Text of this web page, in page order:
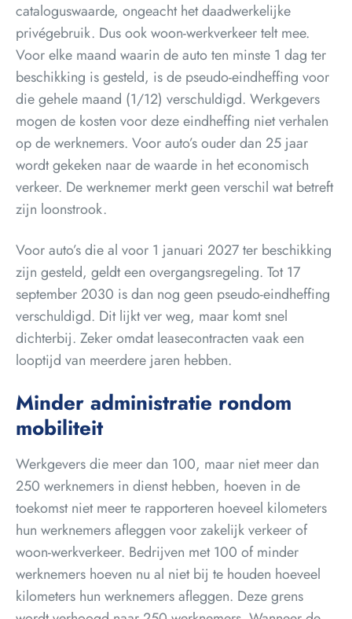
cataloguswaarde, ongeacht het daadwerkelijke
privégebruik. Dus ook woon-werkverkeer telt mee.
Voor elke maand waarin de auto ten minste 1 dag ter
beschikking is gesteld, is de pseudo-eindheffing voor
die gehele maand (1/12) verschuldigd. Werkgevers
mogen de kosten voor deze eindheffing niet verhalen
op de werknemers. Voor auto’s ouder dan 25 jaar
wordt gekeken naar de waarde in het economisch
verkeer. De werknemer merkt geen verschil wat betreft
zijn loonstrook.
Voor auto’s die al voor 1 januari 2027 ter beschikking
zijn gesteld, geldt een overgangsregeling. Tot 17
september 2030 is dan nog geen pseudo-eindheffing
verschuldigd. Dit lijkt ver weg, maar komt snel
dichterbij. Zeker omdat leasecontracten vaak een
looptijd van meerdere jaren hebben.
Minder administratie rondom
mobiliteit
Werkgevers die meer dan 100, maar niet meer dan
250 werknemers in dienst hebben, hoeven in de
toekomst niet meer te rapporteren hoeveel kilometers
hun werknemers afleggen voor zakelijk verkeer of
woon-werkverkeer. Bedrijven met 100 of minder
werknemers hoeven nu al niet bij te houden hoeveel
kilometers hun werknemers afleggen. Deze grens